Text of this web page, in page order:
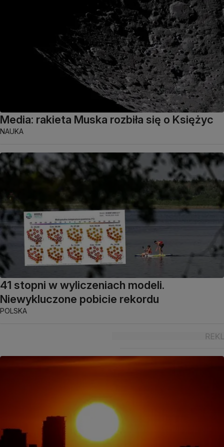
Media: rakieta Muska rozbiła się o Księżyc
NAUKA
41 stopni w wyliczeniach modeli.
Niewykluczone pobicie rekordu
POLSKA